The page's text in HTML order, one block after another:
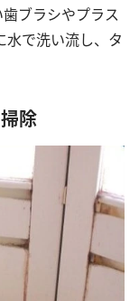
ブラシやプラス
水で洗い流し、タ
除